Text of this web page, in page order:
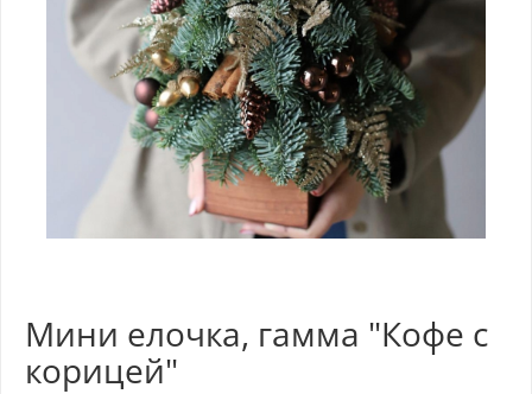
Мини елочка, гамма "Кофе с
корицей"